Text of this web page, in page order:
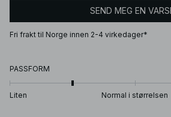
SEND MEG EN
Fri frakt til Norge innen 2-4 virkedager*
PASSFORM
Liten Normal i størrelsen